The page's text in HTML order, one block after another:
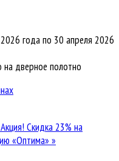
года по 30 апреля 2026
на дверное полотно
Скидка 23% на
«Оптима» »